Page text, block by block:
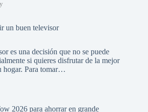
un buen televisor
es una decisión que no se puede
si quieres disfrutar de la mejor
hogar. Para tomar…
2026 para ahorrar en grande